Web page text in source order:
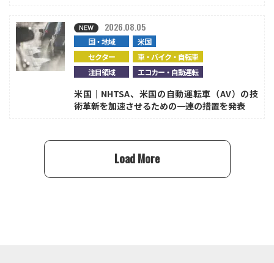
国・地域
米国
セクター
車・バイク・自転車
注目領域
エコカー・自動運転
2026.08.05
米国｜NHTSA、米国の自動運転車（AV）の技
術革新を加速させるための一連の措置を発表
Load More